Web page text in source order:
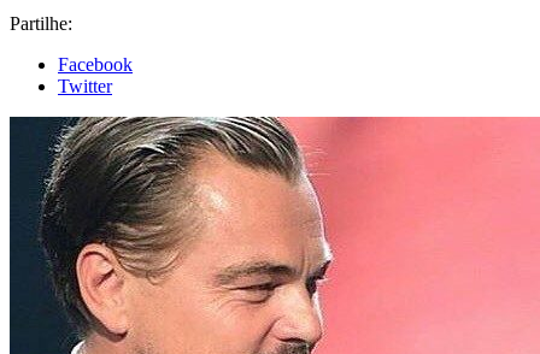
Partilhe:
Facebook
Twitter